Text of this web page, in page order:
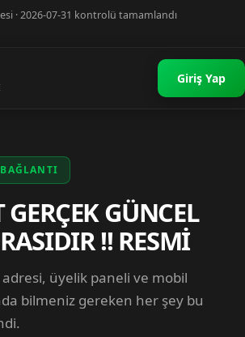
· 2026-07-31 kontrolü tamamlandı
Giriş Yap
GÜNCEL
!! RESMİ
üyelik paneli ve mobil
bilmeniz gereken her şey bu